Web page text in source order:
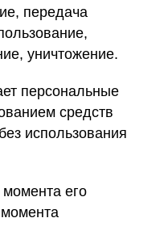
передача
уничтожение.
персональные
средств
использования
момента его